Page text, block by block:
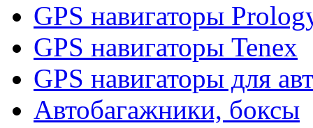
GPS навигаторы
GPS навигаторы Tenex
GPS навигаторы для
Автобагажники, боксы